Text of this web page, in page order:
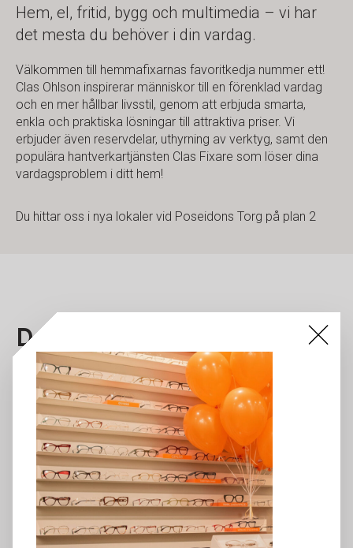
Hem, el, fritid, bygg och multimedia – vi har
det mesta du behöver i din vardag.
Välkommen till hemmafixarnas favoritkedja nummer ett!
Clas Ohlson inspirerar människor till en förenklad vardag
och en mer hållbar livsstil, genom att erbjuda smarta,
enkla och praktiska lösningar till attraktiva priser. Vi
erbjuder även reservdelar, uthyrning av verktyg, samt den
populära hantverkartjänsten Clas Fixare som löser dina
vardagsproblem i ditt hem!
Du hittar oss i nya lokaler vid Poseidons Torg på plan 2
Det här händer hos oss!